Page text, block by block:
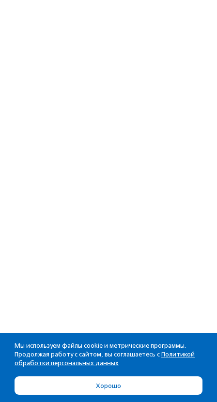
Мы используем файлы cookie и метрические программы.
Продолжая работу с сайтом, вы соглашаетесь с Политикой
обработки персональных данных
Хорошо